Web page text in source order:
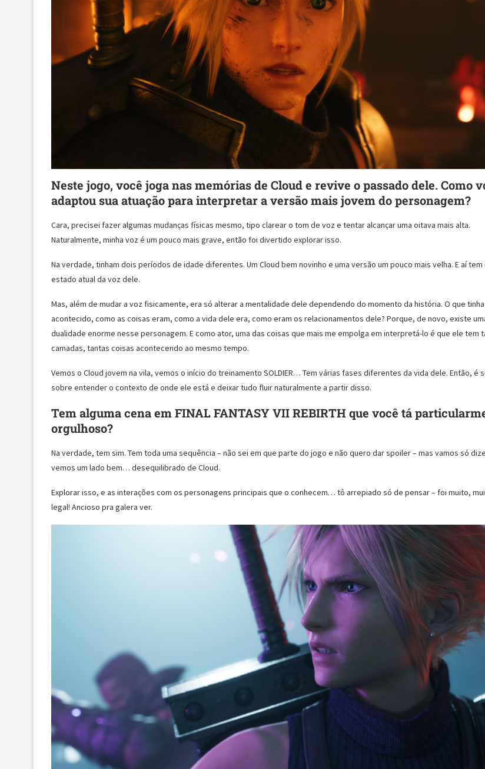
Neste jogo, você joga nas memórias de Cloud e revive o passado dele. Como
adaptou sua atuação para interpretar a versão mais jovem do personagem?
Cara, precisei fazer algumas mudanças físicas mesmo, tipo clarear o tom de voz e tentar alcançar uma oitava mais alta.
Naturalmente, minha voz é um pouco mais grave, então foi divertido explorar isso.
Na verdade, tinham dois períodos de idade diferentes. Um Cloud bem novinho e uma versão um pouco mais velha. E aí tem
estado atual da voz dele.
Mas, além de mudar a voz fisicamente, era só alterar a mentalidade dele dependendo do momento da história. O que tinha
acontecido, como as coisas eram, como a vida dele era, como eram os relacionamentos dele? Porque, de novo, existe
dualidade enorme nesse personagem. E como ator, uma das coisas que mais me empolga em interpretá-lo é que ele tem
camadas, tantas coisas acontecendo ao mesmo tempo.
Vemos o Cloud jovem na vila, vemos o início do treinamento SOLDIER… Tem várias fases diferentes da vida dele. Então, é
sobre entender o contexto de onde ele está e deixar tudo fluir naturalmente a partir disso.
Tem alguma cena em FINAL FANTASY VII REBIRTH que você tá
orgulhoso?
Na verdade, tem sim. Tem toda uma sequência – não sei em que parte do jogo e não quero dar spoiler – mas vamos só
vemos um lado bem… desequilibrado de Cloud.
Explorar isso, e as interações com os personagens principais que o conhecem… tô arrepiado só de pensar – foi muito,
legal! Ancioso pra galera ver.